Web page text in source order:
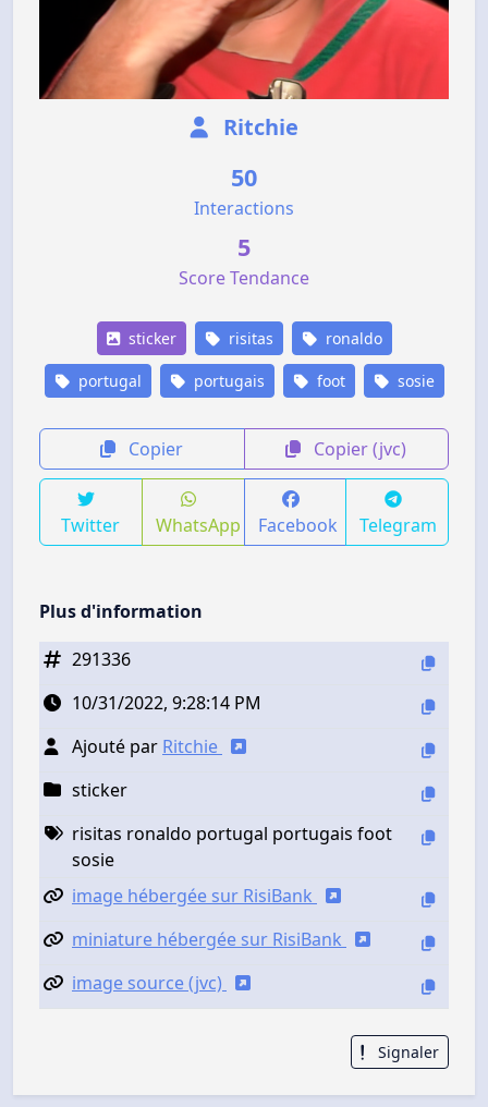
Ritchie
50
Interactions
5
Score Tendance
sticker risitas ronaldo
portugal portugais foot sosie
Copier Copier (jvc)
Twitter WhatsApp Facebook Telegram
Plus d'information
291336
10/31/2022, 9:28:14 PM
Ajouté par Ritchie
sticker
risitas ronaldo portugal portugais foot
sosie
image hébergée sur RisiBank
miniature hébergée sur RisiBank
image source (jvc)
Signaler